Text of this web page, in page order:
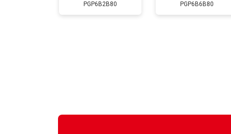
PGP6B2B80 PGP6B6B80